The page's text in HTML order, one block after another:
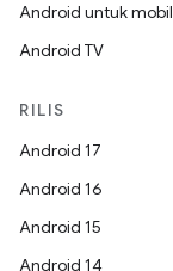
Android untuk mobil
Android TV
RILIS
Android 17
Android 16
Android 15
Android 14